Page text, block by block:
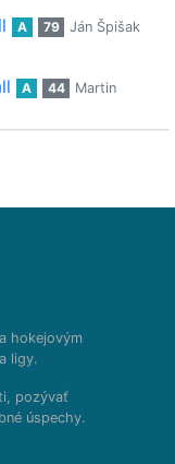
A 79
Ján Špišak
A 44
Martin
hokejovým
ligy.
pozývať
úspechy.